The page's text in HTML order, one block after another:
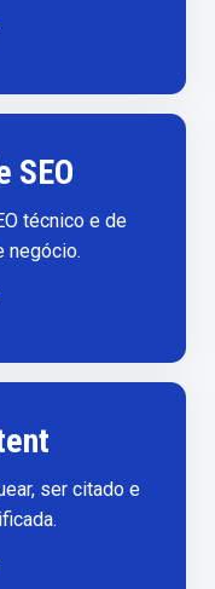
SEO
técnico e de
negócio.
ser citado e